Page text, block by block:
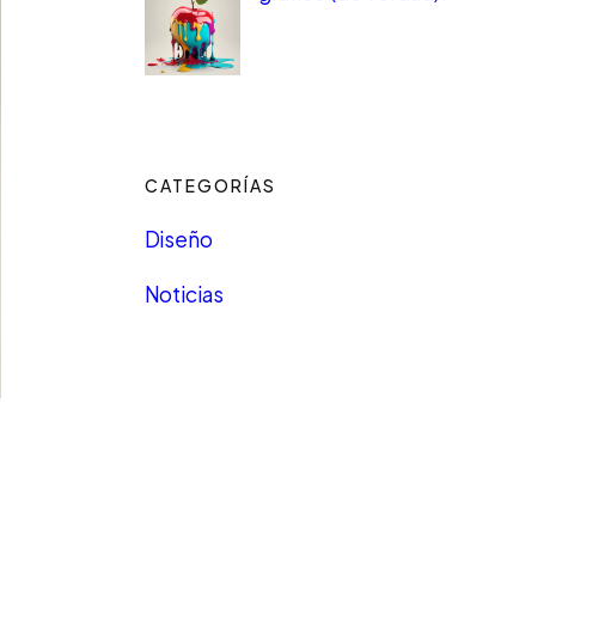
CATEGORÍAS
Diseño
Noticias